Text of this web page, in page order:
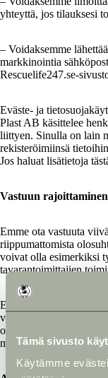
Tämä sivusto
Käytämme
yhteyttä, jos tilauksesi
– Voidaksemme
markkinointia
Rescuelife247.se-
Eväste- ja
Plast AB käsittelee
liittyen. Sinulla on lain
rekisteröimiinsä
Jos haluat lisätietoja
Vastuun rajoittaminen
Emme ota vastuuta
riippumattomista
voivat olla esimerkiksi
tavarantoimittajien
Emme ota vastuuta
vahingoista. Vastuuta ei
ominaisuuksiin
muuttanut, eikä muista